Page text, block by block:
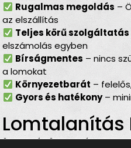
Rugalmas megoldás –
az elszállítás
Teljes körű szolgáltatás
elszámolás egyben
Bírságmentes – nincs
a lomokat
Környezetbarát –
Gyors és hatékony–
Lomtalanítás